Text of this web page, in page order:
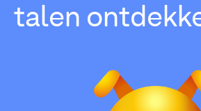
talen